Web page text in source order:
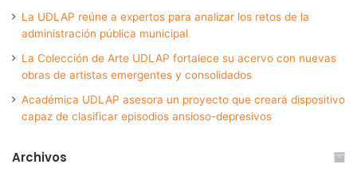
La UDLAP reúne a expertos para analizar los retos de la
administración pública municipal
La Colección de Arte UDLAP fortalece su acervo con nuevas
obras de artistas emergentes y consolidados
Académica UDLAP asesora un proyecto que creará dispositivo
capaz de clasificar episodios ansioso-depresivos
Archivos